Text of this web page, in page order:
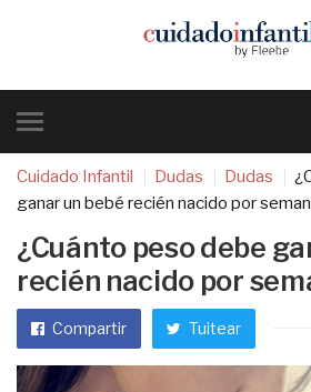
Cuidado Infantil Dudas Dudas
ganar un bebé recién nacido por
¿Cuánto peso debe
recién nacido por
Compartir Tuitear